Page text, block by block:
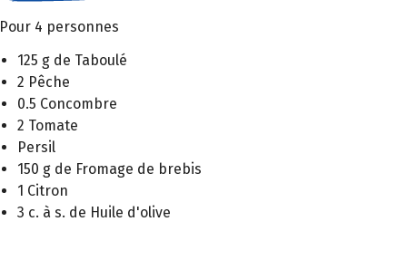
Pour 4 personnes
125 g de Taboulé
2 Pêche
0.5 Concombre
2 Tomate
Persil
150 g de Fromage de brebis
1 Citron
3 c. à s. de Huile d'olive